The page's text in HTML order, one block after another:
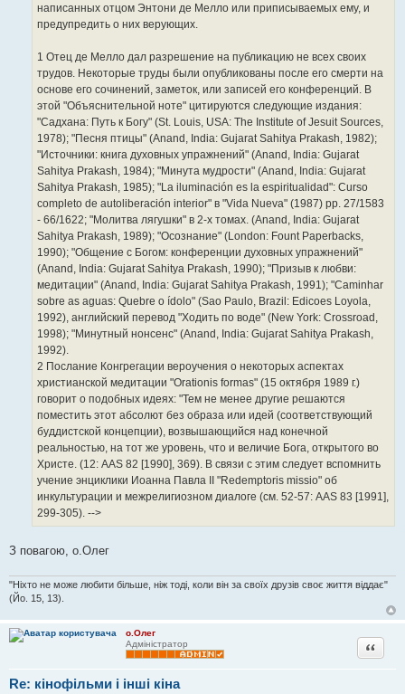
написанных отцом Энтони де Мелло или приписываемых ему, и
предупредить о них верующих.
1 Отец де Мелло дал разрешение на публикацию не всех своих
трудов. Некоторые труды были опубликованы после его смерти на
основе его сочинений, заметок, или записей его конференций. В
этой "Объяснительной ноте" цитируются следующие издания:
"Садхана: Путь к Богу" (St. Louis, USA: The Institute of Jesuit Sources,
1978); "Песня птицы" (Anand, India: Gujarat Sahitya Prakash, 1982);
"Источники: книга духовных упражнений" (Anand, India: Gujarat
Sahitya Prakash, 1984); "Минута мудрости" (Anand, India: Gujarat
Sahitya Prakash, 1985); "La iluminación es la espiritualidad": Curso
completo de autoliberación interior" в "Vida Nueva" (1987) pp. 27/1583
- 66/1622; "Молитва лягушки" в 2-х томах. (Anand, India: Gujarat
Sahitya Prakash, 1989); "Осознание" (London: Fount Paperbacks,
1990); "Общение с Богом: конференции духовных упражнений"
(Anand, India: Gujarat Sahitya Prakash, 1990); "Призыв к любви:
медитации" (Anand, India: Gujarat Sahitya Prakash, 1991); "Caminhar
sobre as aguas: Quebre o ídolo" (Sao Paulo, Brazil: Edicoes Loyola,
1992), английский перевод "Ходить по воде" (New York: Crossroad,
1998); "Минутный нонсенс" (Anand, India: Gujarat Sahitya Prakash,
1992).
2 Послание Конгрегации вероучения о некоторых аспектах
христианской медитации "Orationis formas" (15 октября 1989 г.)
говорит о подобных идеях: "Тем не менее другие решаются
поместить этот абсолют без образа или идей (соответствующий
буддистской концепции), возвышающийся над конечной
реальностью, на тот же уровень, что и величие Бога, открытого во
Христе. (12: AAS 82 [1990], 369). В связи с этим следует вспомнить
учение энциклики Иоанна Павла II "Redemptoris missio" об
инкультурации и межрелигиозном диалоге (см. 52-57: AAS 83 [1991],
299-305). -->
З повагою, о.Олег
"Ніхто не може любити більше, ніж тоді, коли він за своїх друзів своє життя віддає"
(Йо. 15, 13).
о.Олег
Адміністратор
Re: кінофільми і інші кіна
Цитата